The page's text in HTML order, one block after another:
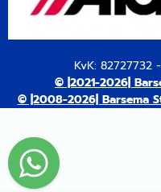
KvK: 82727732
© |2021-2026|
© |2008-2026| Barsema